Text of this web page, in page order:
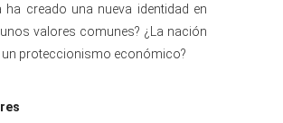
ha creado una nueva identidad en
valores comunes? ¿La nación
un proteccionismo económico?